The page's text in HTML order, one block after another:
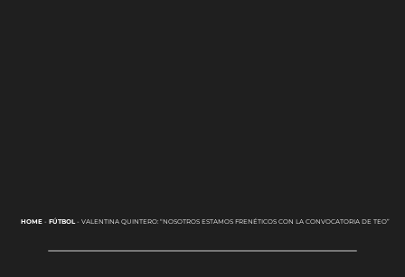
HOME- FÚTBOL- VALENTINA QUINTERO: “NOSOTROS ESTAMOS FRENÉTICOS CON LA CONVOCATORIA DE TEO”